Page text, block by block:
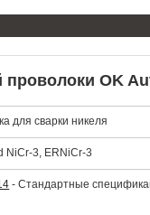
проволоки OK
для сварки никеля
NiCr-3, ERNiCr-3
- Стандартные